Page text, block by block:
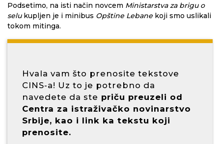
Podsetimo, na isti način novcem Ministarstva za brigu o
selukupljen je i minibus Opštine Lebane koji smo uslikali
tokom mitinga.
Hvala vam što prenosite tekstove
CINS-a! Uz to je potrebno da
navedete da ste priču preuzeli od
Centra za istraživačko novinarstvo
Srbije, kao i link ka tekstu koji
prenosite.